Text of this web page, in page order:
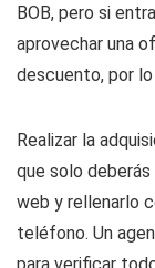
BOB, pero si
aprovechar una
descuento, por
Realizar la
que solo
web y rellenarlo
teléfono. Un